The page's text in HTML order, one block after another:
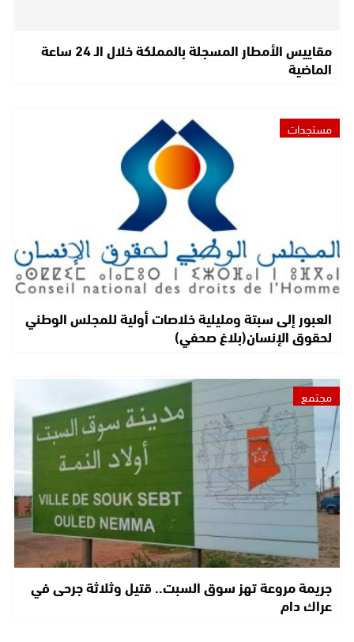
مقاييس الأمطار المسجلة بالمملكة خلال الـ 24 ساعة
الماضية
مستجدات
العبور إلى سبتة ومليلية خلاصات أولية للمجلس الوطني
لحقوق الإنسان(بلاغ صحفي)
مجتمع
جريمة مروعة تهز سوق السبت.. قتيل وثلاثة جرحى في
عراك دام